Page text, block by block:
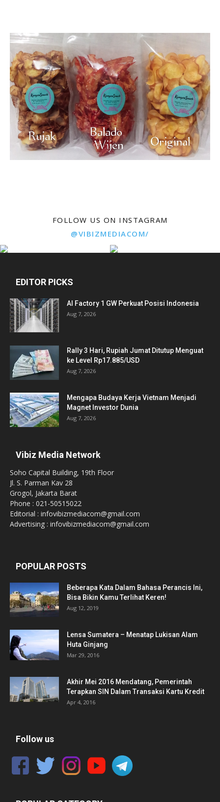
FOLLOW US ON INSTAGRAM
@VIBIZMEDIACOM/
EDITOR PICKS
AI Factory 1 GW Perkuat Posisi Indonesia
Aug 7, 2026
Rally 3 Hari, Rupiah Jumat Ditutup Menguat
ke Level Rp17.885/USD
Aug 7, 2026
Mengapa Budaya Kerja Vietnam Menjadi
Magnet Investor Dunia
Aug 7, 2026
Vibiz Media Network
Soho Capital Building, 19th Floor
Jl. S. Parman Kav 28
Grogol, Jakarta Barat
Phone : 021-50515022
Editorial : infovibizmediacom@gmail.com
Advertising : infovibizmediacom@gmail.com
POPULAR POSTS
Beberapa Kata Dalam Bahasa Perancis Ini,
Bisa Bikin Kamu Terlihat Keren!
Aug 12, 2019
Lensa Sumatera – Menatap Lukisan Alam
Huta Ginjang
Mar 29, 2016
Akhir Mei 2016 Mendatang, Pemerintah
Terapkan SIN Dalam Transaksi Kartu Kredit
Apr 4, 2016
Follow us